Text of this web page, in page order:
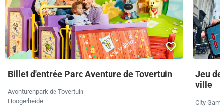
Billet d'entrée Parc Aventure de Tovertuin
Avonturenpark de Tovertuin
Hoogerheide
Jeu
ville
City